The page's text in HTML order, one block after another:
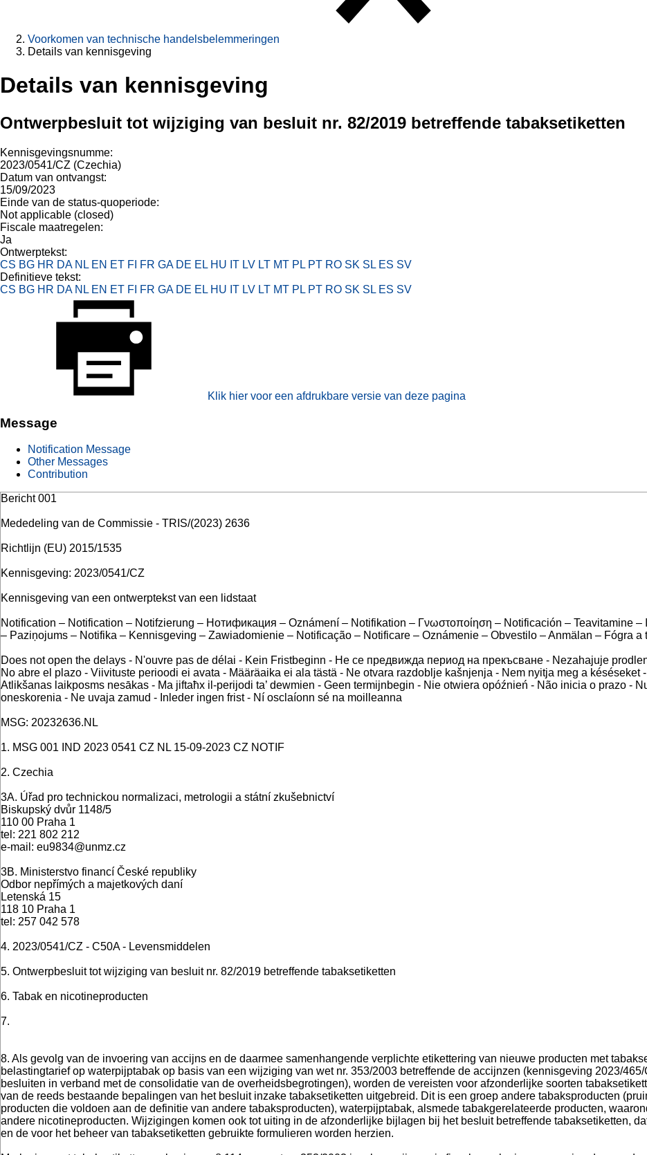
Voorkomen van technische handelsbelemmeringen
Details van kennisgeving
Details van kennisgeving
Ontwerpbesluit tot wijziging van besluit nr. 82/2019 betreffende tabaksetiketten
Kennisgevingsnumme:
2023/0541/CZ (Czechia)
Datum van ontvangst:
15/09/2023
Einde van de status-quoperiode:
Not applicable (closed)
Fiscale maatregelen:
Ja
Ontwerptekst:
CS BG HR DA NL EN ET FI FR GA DE EL HU IT LV LT MT PL PT RO SK SL ES SV
Definitieve tekst:
CS BG HR DA NL EN ET FI FR GA DE EL HU IT LV LT MT PL PT RO SK SL ES SV
Klik hier voor een afdrukbare versie van deze pagina
Message
Notification Message
Other Messages
Contribution
Bericht 001
Mededeling van de Commissie - TRIS/(2023) 2636
Richtlijn (EU) 2015/1535
Kennisgeving: 2023/0541/CZ
Kennisgeving van een ontwerptekst van een lidstaat
Notification – Notification – Notifzierung – Нотификация – Oznámení – Notifikation – Γνωστοποίηση – Notificación – Teavitamine
– Paziņojums – Notifika – Kennisgeving – Zawiadomienie – Notificação – Notificare – Oznámenie – Obvestilo – Anmälan – Fógra a
Does not open the delays - N'ouvre pas de délai - Kein Fristbeginn - Не се предвижда период на прекъсване - Nezahajuje
No abre el plazo - Viivituste perioodi ei avata - Määräaika ei ala tästä - Ne otvara razdoblje kašnjenja - Nem nyitja meg a
Atlikšanas laikposms nesākas - Ma jiftaħx il-perijodi ta’ dewmien - Geen termijnbegin - Nie otwiera opóźnień - Não inicia o prazo -
oneskorenia - Ne uvaja zamud - Inleder ingen frist - Ní osclaíonn sé na moilleanna
MSG: 20232636.NL
1. MSG 001 IND 2023 0541 CZ NL 15-09-2023 CZ NOTIF
2. Czechia
3A. Úřad pro technickou normalizaci, metrologii a státní zkušebnictví
Biskupský dvůr 1148/5
110 00 Praha 1
tel: 221 802 212
e-mail: eu9834@unmz.cz
3B. Ministerstvo financí České republiky
Odbor nepřímých a majetkových daní
Letenská 15
118 10 Praha 1
tel: 257 042 578
4. 2023/0541/CZ - C50A - Levensmiddelen
5. Ontwerpbesluit tot wijziging van besluit nr. 82/2019 betreffende tabaksetiketten
6. Tabak en nicotineproducten
7.
8. Als gevolg van de invoering van accijns en de daarmee samenhangende verplichte etikettering van nieuwe producten met
belastingtarief op waterpijptabak op basis van een wijziging van wet nr. 353/2003 betreffende de accijnzen (kennisgeving 2023/
besluiten in verband met de consolidatie van de overheidsbegrotingen), worden de vereisten voor afzonderlijke soorten
van de reeds bestaande bepalingen van het besluit inzake tabaksetiketten uitgebreid. Dit is een groep andere tabaksproducten
producten die voldoen aan de definitie van andere tabaksproducten), waterpijptabak, alsmede tabakgerelateerde producten,
andere nicotineproducten. Wijzigingen komen ook tot uiting in de afzonderlijke bijlagen bij het besluit betreffende tabaksetiketten,
en de voor het beheer van tabaksetiketten gebruikte formulieren worden herzien.